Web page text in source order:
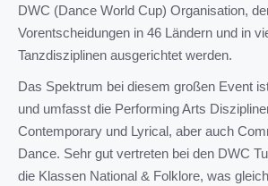
DWC (Dance World Cup) Organisation,
Vorentscheidungen in 46 Ländern und in
Tanzdisziplinen ausgerichtet werden.
Das Spektrum bei diesem großen Event
und umfasst die Performing Arts
Contemporary und Lyrical, aber auch
Dance. Sehr gut vertreten bei den DWC
die Klassen National & Folklore, was